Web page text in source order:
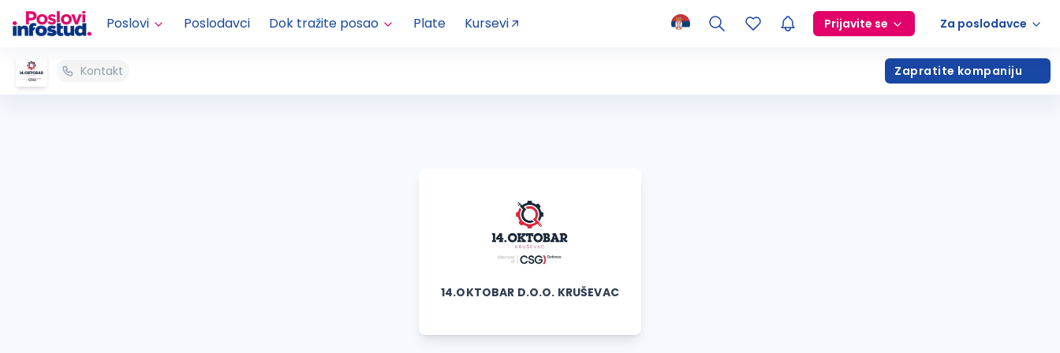
Poslovi Poslodavci Dok tražite posao Plate Kursevi Prijavite se Za poslodavce
Kontakt Zapratite kompaniju
14.OKTOBAR D.O.O. KRUŠEVAC